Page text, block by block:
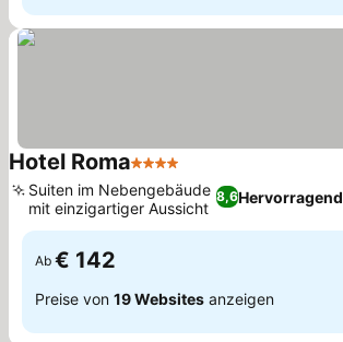
Hotel Roma4 Sterne
8,6Hervorragend
Suiten im Nebengebäude
mit einzigartiger Aussicht
Ab € 142
Preise von 19 Websites anzeigen